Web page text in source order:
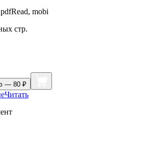
mobi
стр.
— 80 ₽
Читать